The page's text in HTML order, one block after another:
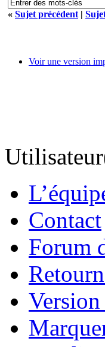
« Sujet précédent |
Voir une version
Contact
Forum